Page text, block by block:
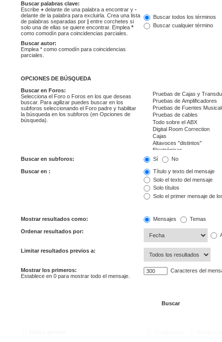
Buscar palabras clave:
Escribe + delante de una palabra a encontrar y -
delante de la palabra para excluirla. Crea una lista
de palabras separadas por
entre corchetes si
solo una de ellas se quiere encontrar. Emplea *
como comodín para coincidencias parciales.
Buscar todos los términos
Buscar cualquier término
Buscar autor:
Emplea * como comodín para coincidencias
parciales.
OPCIONES DE BÚSQUEDA
Buscar en Foros:
Selecciona el Foro o Foros en los que deseas
buscar. Para agilizar puedes buscar en los
subforos seleccionando el Foro padre y habilitar
la búsqueda en los subforos (en Opciones de
búsqueda).
Buscar en subforos: Sí No
Buscar en :
Título y texto del mensaje
Solo el texto del mensaje
Solo títulos
Solo el primer mensaje de
Mostrar resultados como: Mensajes Temas
Ordenar resultados por:
Limitar resultados previos a:
Mostrar los primeros:
Establece en 0 para mostrar todo el mensaje.
Caracteres del